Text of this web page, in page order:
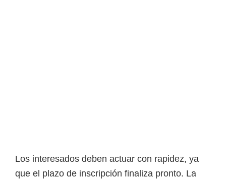
i
Los interesados deben actuar con rapidez, ya
que el plazo de inscripción finaliza pronto. La